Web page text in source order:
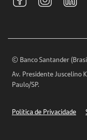
Encontre nossas
Horários de
Telefones
© Banco Santander
Av. Presidente Juscelino
Paulo/SP.
Política de Privacidade